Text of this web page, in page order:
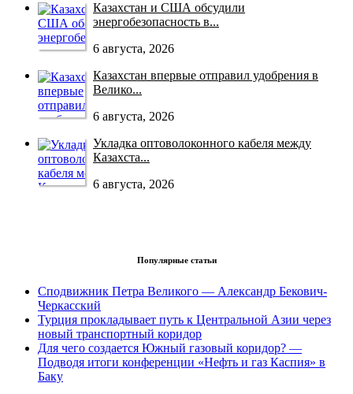
Казахстан и США обсудили
энергобезопасность в...
6 августа, 2026
Казахстан впервые отправил удобрения в
Велико...
6 августа, 2026
Укладка оптоволоконного кабеля между
Казахста...
6 августа, 2026
Популярные статьи
Сподвижник Петра Великого — Александр Бекович-
Черкасский
Турция прокладывает путь к Центральной Азии через
новый транспортный коридор
Для чего создается Южный газовый коридор? —
Подводя итоги конференции «Нефть и газ Каспия» в
Баку